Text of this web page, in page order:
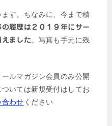
す。ちなみに、今まで積
履歴は２０１９年にサー
ました 。写真も手元に残
ルマガジン会員のみ公開
いては新規受付はしてお
合わせ ください